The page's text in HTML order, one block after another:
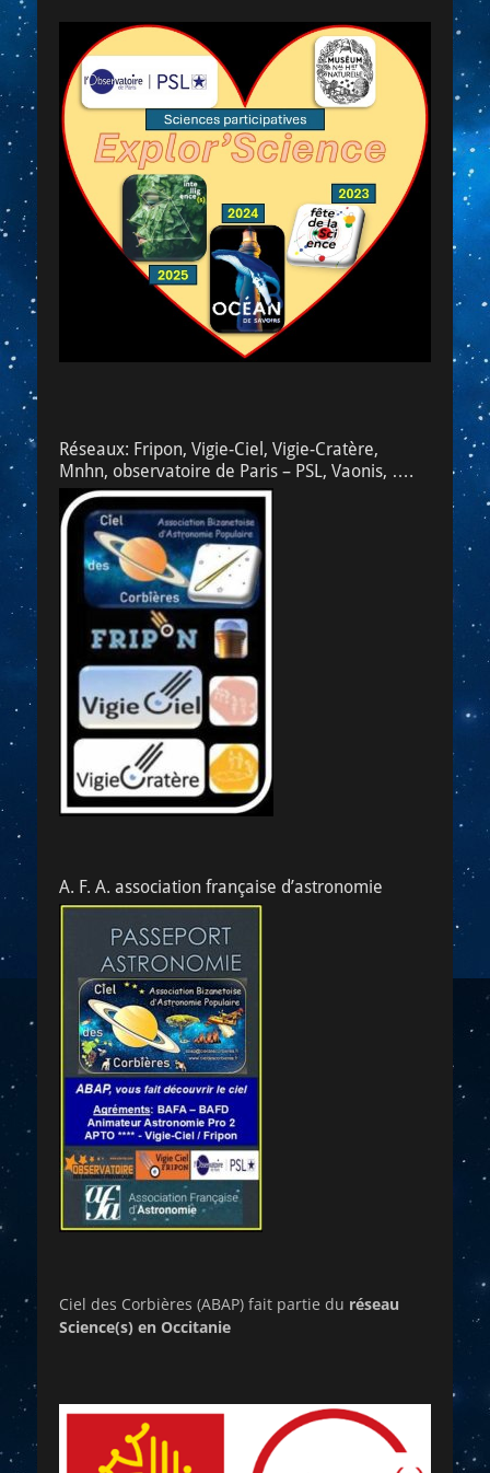
Réseaux: Fripon, Vigie-Ciel, Vigie-Cratère,
Mnhn, observatoire de Paris – PSL, Vaonis, ….
A. F. A. association française d’astronomie
Ciel des Corbières (ABAP) fait partie du réseau
Science(s) en Occitanie